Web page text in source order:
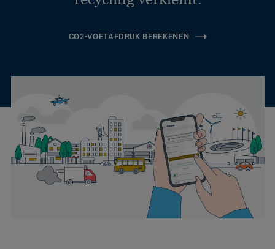
CO2-VOETAFDRUK BEREKENEN